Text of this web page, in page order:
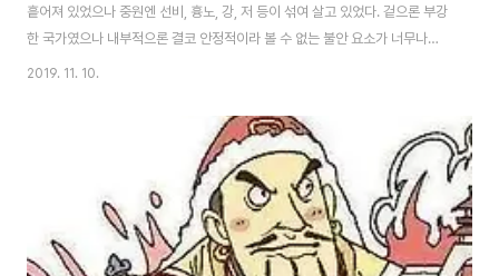
흩어져 있었으나 중원엔 선비, 흉노, 강, 저 등이 섞여 살고 있었다. 겉으론 부강
한 국가였으나 내부적으론 결코 안정적이라 볼 수 없는 불안 요소가 너무나도
뚜렷했다. "내가 대업을 이은 지 30년. 사방은 대략 평정되었으나 오직 동남 한
군, 경조윤전연 마지막 황제 모용위 - 신흥후모용위 동생 모용충 - 평양태수구
지 양통 - 평원장군, 남진주자사전량 장천석 - 귀의후강족 요장 - 양무장군에
임명했었다. 비수대전 이후 중국 전진이 빠르게 해체된 이유다. 결국 부견은 왕
맹의 간언과는 정반대의 행위를 벌인 것이다. 매우 위험하고 누구나가 우려할
만한 조치였다. 중..
2019. 11. 10.